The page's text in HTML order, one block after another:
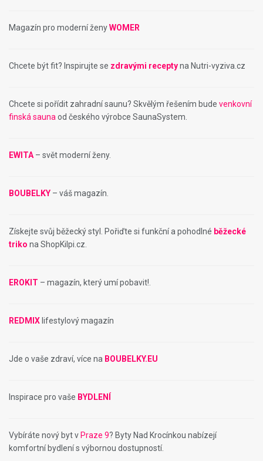
Magazín pro moderní ženyWOMER
Chcete být fit? Inspirujte se zdravými receptyna Nutri-vyziva.cz
Chcete si pořídit zahradní saunu? Skvělým řešením bude venkovní
finská saunaod českého výrobce SaunaSystem.
EWITA– svět moderní ženy.
BOUBELKY – váš magazín.
Získejte svůj běžecký styl. Pořiďte si funkční a pohodlné běžecké
triko na ShopKilpi.cz.
EROKIT – magazín, který umí pobavit!.
REDMIX lifestylový magazín
Jde o vaše zdraví, více na BOUBELKY.EU
Inspirace pro vaše BYDLENÍ
Vybíráte nový byt v Praze 9? Byty Nad Krocínkou nabízejí
komfortní bydlení s výbornou dostupností.